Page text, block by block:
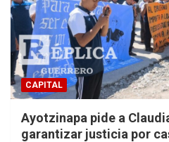
CAPITAL
Ayotzinapa pide a
garantizar justicia por